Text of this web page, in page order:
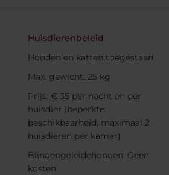
Huisdierenbeleid
Honden en katten toegestaan
Max. gewicht: 25 kg
Prijs: € 35 per nacht en per
huisdier (beperkte
beschikbaarheid, maximaal 2
huisdieren per kamer)
Blindengeleidehonden: Geen
kosten